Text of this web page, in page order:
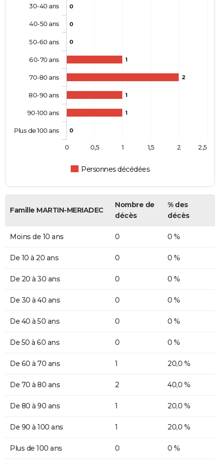
0
0
0
1
2
1
1
0
Personnes décédées
30-40 ans
40-50 ans
50-60 ans
60-70 ans
70-80 ans
80-90 ans
90-100 ans
Plus de 100 ans
0 0,5 1 1,5 2 2,5
Famille MARTIN-MERIADEC
Nombre de
décès
% des
décès
Moins de 10 ans 0 0 %
De 10 à 20 ans 0 0 %
De 20 à 30 ans 0 0 %
De 30 à 40 ans 0 0 %
De 40 à 50 ans 0 0 %
De 50 à 60 ans 0 0 %
De 60 à 70 ans 1 20,0 %
De 70 à 80 ans 2 40,0 %
De 80 à 90 ans 1 20,0 %
De 90 à 100 ans 1 20,0 %
Plus de 100 ans 0 0 %